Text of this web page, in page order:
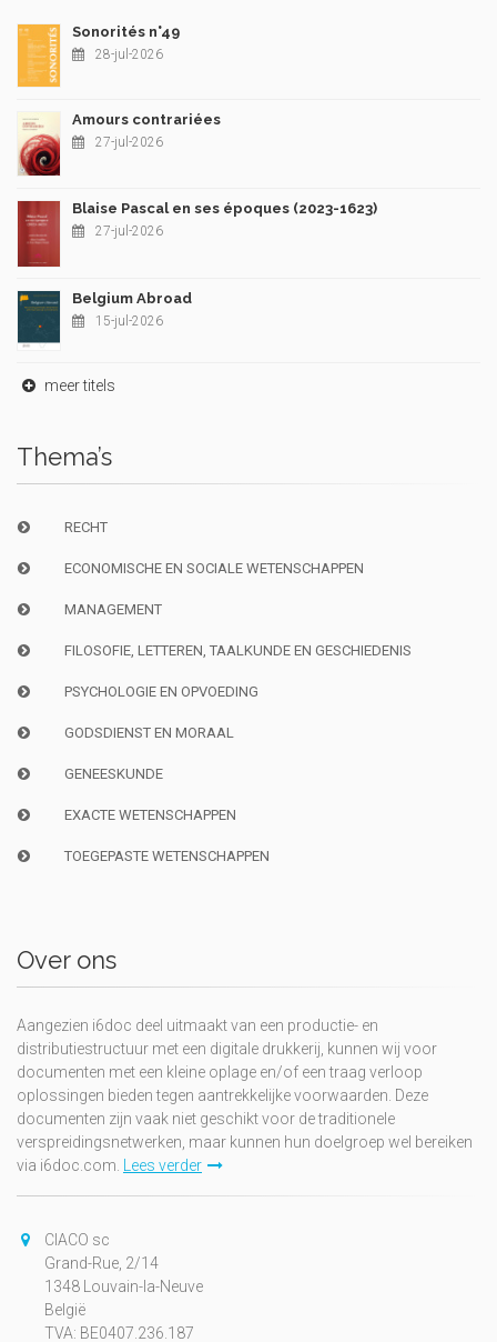
Sonorités n°49
28-jul-2026
Amours contrariées
27-jul-2026
Blaise Pascal en ses époques (2023-1623)
27-jul-2026
Belgium Abroad
15-jul-2026
meer titels
Thema’s
RECHT
ECONOMISCHE EN SOCIALE WETENSCHAPPEN
MANAGEMENT
FILOSOFIE, LETTEREN, TAALKUNDE EN GESCHIEDENIS
PSYCHOLOGIE EN OPVOEDING
GODSDIENST EN MORAAL
GENEESKUNDE
EXACTE WETENSCHAPPEN
TOEGEPASTE WETENSCHAPPEN
Over ons
Aangezien i6doc deel uitmaakt van een productie- en
distributiestructuur met een digitale drukkerij, kunnen wij voor
documenten met een kleine oplage en/of een traag verloop
oplossingen bieden tegen aantrekkelijke voorwaarden. Deze
documenten zijn vaak niet geschikt voor de traditionele
verspreidingsnetwerken, maar kunnen hun doelgroep wel bereiken
via i6doc.com. Lees verder
CIACO sc
Grand-Rue, 2/14
1348 Louvain-la-Neuve
België
TVA: BE0407.236.187